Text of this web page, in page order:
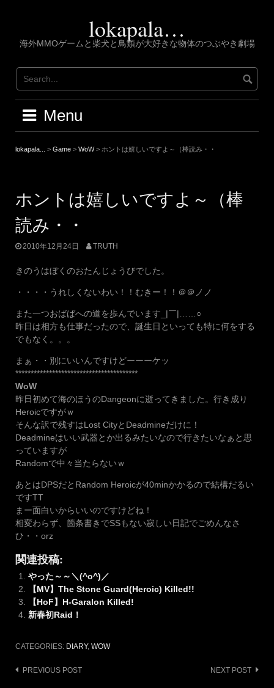
lokapala…
海外MMOゲームと柴犬と鳥類が大好きな物体のつぶやき劇場
Menu
lokapala... > Game > WoW> ホントは嬉しいですよ～（棒読み・・
ホントは嬉しいですよ～（棒
読み・・
2010年12月24日 TRUTH
きのうはぼくのおたんじょうびでした。
・・・・うれしくないわい！！むきー！！＠＠ノノ
また一つおばばへの道を歩んでいます_|￣|……○
昨日は相方も仕事だったので、誕生日といっても特に何をする
でもなく。。。
まぁ・・別にいいんですけどーーーケッ
****************************************
WoW
昨日初めて海のほうのDangeonに逝ってきました。行き成り
Heroicですがｗ
そんな訳で残すはLost CityとDeadmineだけに！
Deadmineはいい武器とか出るみたいなので行きたいなぁと思
っていますが
Randomで中々当たらないｗ
あとはDPSだとRandom Heroicが40minかかるので結構だるい
ですTT
まー面白いからいいのですけどね！
相変わらず、箇条書きでSSもない寂しい日記でごめんなさ
ひ・・orz
関連投稿:
やった～～＼(^o^)／
【MV】The Stone Guard(Heroic) Killed!!
【HoF】H-Garalon Killed!
新春初Raid！
CATEGORIES: DIARY, WOW
Post
PREVIOUS POST NEXT POST